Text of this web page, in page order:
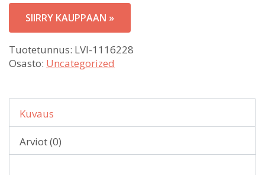
SIIRRY KAUPPAAN »
Tuotetunnus: LVI-1116228
Osasto: Uncategorized
Kuvaus
Arviot (0)